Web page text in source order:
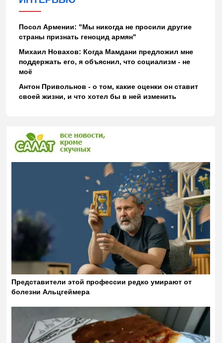
Посол Армении: "Мы никогда не просили другие
страны признать геноцид армян"
Михаил Новахов: Когда Мамдани предложил мне
поддержать его, я объяснил, что социализм - не
моё
Антон Привольнов - о том, какие оценки он ставит
своей жизни, и что хотел бы в ней изменить